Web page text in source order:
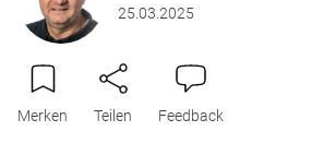
25.03.2025
Merken Teilen Feedback